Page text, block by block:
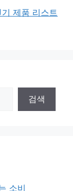
제품 리스트
검색
소비